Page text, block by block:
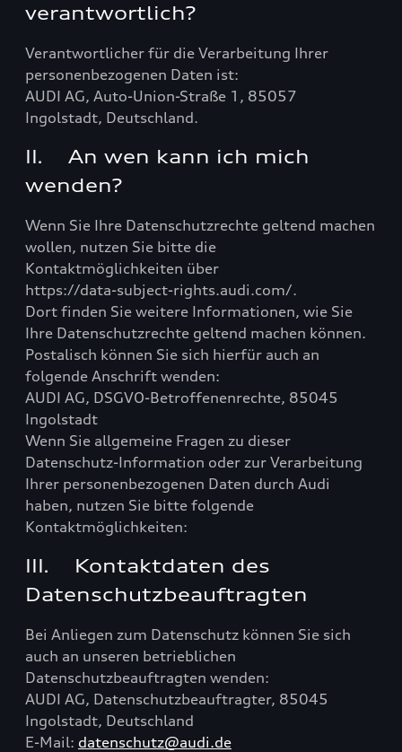
verantwortlich?
Verantwortlicher für die Verarbeitung Ihrer
personenbezogenen Daten ist:
AUDI AG, Auto-Union-Straße 1, 85057
Ingolstadt, Deutschland.
II. An wen kann ich mich
wenden?
Wenn Sie Ihre Datenschutzrechte geltend machen
wollen, nutzen Sie bitte die
Kontaktmöglichkeiten über
https://data-subject-rights.audi.com/.
Dort finden Sie weitere Informationen, wie Sie
Ihre Datenschutzrechte geltend machen können.
Postalisch können Sie sich hierfür auch an
folgende Anschrift wenden:
AUDI AG, DSGVO-Betroffenenrechte, 85045
Ingolstadt
Wenn Sie allgemeine Fragen zu dieser
Datenschutz-Information oder zur Verarbeitung
Ihrer personenbezogenen Daten durch Audi
haben, nutzen Sie bitte folgende
Kontaktmöglichkeiten:
III. Kontaktdaten des
Datenschutzbeauftragten
Bei Anliegen zum Datenschutz können Sie sich
auch an unseren betrieblichen
Datenschutzbeauftragten wenden:
AUDI AG, Datenschutzbeauftragter, 85045
Ingolstadt, Deutschland
E-Mail: datenschutz@audi.de